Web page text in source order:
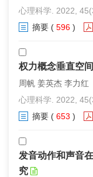
心理科学. 2022,
摘要 ( 596 )
权力概念垂直空
周帆 姜英杰 李力红
心理科学. 2022,
摘要 ( 653 )
发音动作和声音
究